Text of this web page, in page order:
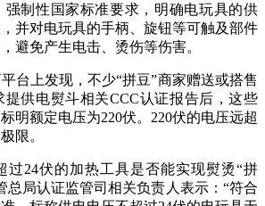
强制性国家标准要求，明确电玩具的供
并对电玩具的手柄、旋钮等可触及部件
避免产生电击、烫伤等伤害。
上发现，不少“拼豆”商家赠送或搭售
提供电熨斗相关CCC认证报告后，这些
明额定电压为220伏。220伏的电压远超
限。
24伏的加热工具是否能实现熨烫“拼
总局认证监管司相关负责人表示：“符合